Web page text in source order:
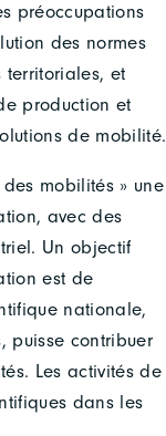
préoccupations
des normes
et
production et
de mobilité.
mobilités » une
avec des
Un objectif
est de
nationale,
puisse contribuer
Les activités de
dans les